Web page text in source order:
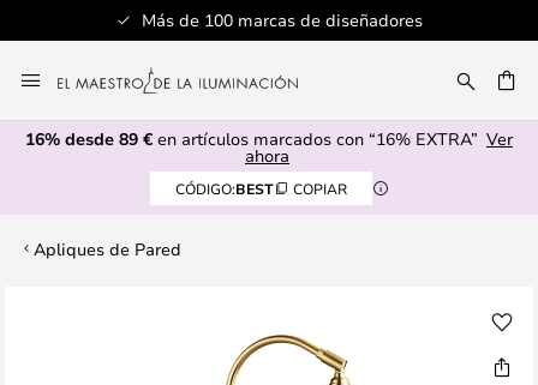
Más de 100 marcas de diseñadores
al
contenido
16% desde 89 € en artículos marcados con “16% EXTRA” Ver
ahora
CÓDIGO:BEST COPIAR
Apliques de Pared